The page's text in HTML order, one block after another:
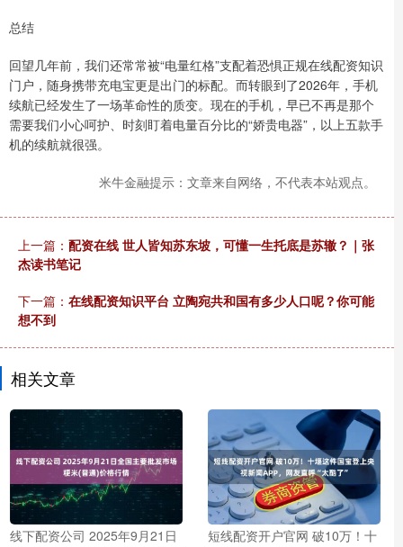
总结
回望几年前，我们还常常被“电量红格”支配着恐惧正规在线配资知识
门户，随身携带充电宝更是出门的标配。而转眼到了2026年，手机
续航已经发生了一场革命性的质变。现在的手机，早已不再是那个
需要我们小心呵护、时刻盯着电量百分比的“娇贵电器”，以上五款手
机的续航就很强。
米牛金融提示：文章来自网络，不代表本站观点。
上一篇： 配资在线 世人皆知苏东坡，可懂一生托底是苏辙？｜张
杰读书笔记
下一篇： 在线配资知识平台 立陶宛共和国有多少人口呢？你可能
想不到
相关文章
线下配资公司 2025年9月21日
短线配资开户官网 破10万！十